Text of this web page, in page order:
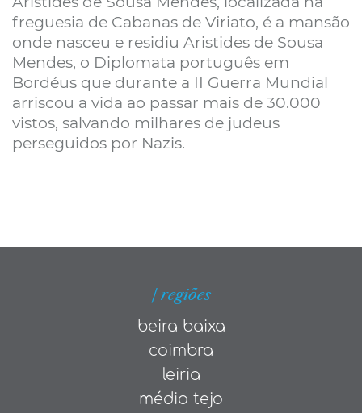
freguesia de Cabanas de Viriato, é a mansão
onde nasceu e residiu Aristides de Sousa
Mendes, o Diplomata português em
Bordéus que durante a II Guerra Mundial
arriscou a vida ao passar mais de 30.000
vistos, salvando milhares de judeus
perseguidos por Nazis.
| regiões
beira baixa
coimbra
leiria
médio tejo